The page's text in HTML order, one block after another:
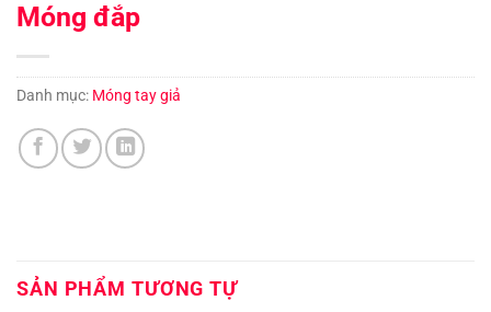
Móng đắp
Danh mục: Móng tay giả
SẢN PHẨM TƯƠNG TỰ